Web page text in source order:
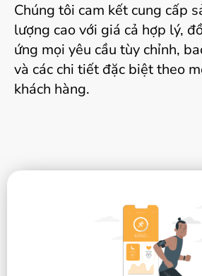
Chúng tôi cam kết cung cấp
lượng cao với giá cả hợp lý,
ứng mọi yêu cầu tùy chỉnh,
và các chi tiết đặc biệt theo
khách hàng.